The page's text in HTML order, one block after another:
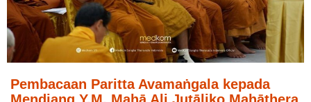
Pembacaan Paritta Avamaṅgala kepada